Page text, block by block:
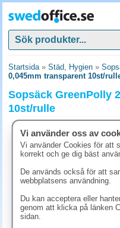
Startsida» Städ, Hygien »
0,045mm transparent 10st/
Sopsäck GreenPolly
10st/rulle
Vi använder oss av
Vi använder Cookies för att
korrekt och ge dig bäst
De används också för att
webbplatsens användning.
Du kan acceptera eller
genom att klicka på länken
sidan.